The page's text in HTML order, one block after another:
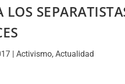
|Activismo,Actualidad